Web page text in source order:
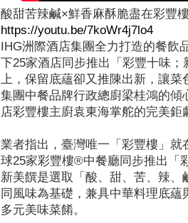
酸甜苦辣鹹×鮮香麻酥脆盡在彩豐
https://youtu.be/7koWr4j7lo4
IHG洲際酒店集團全力打造的餐飲
下25家酒店同步推出「彩豐十味
上，保留底蘊卻又推陳出新，讓
集團中餐品牌行政總廚梁桂鴻的
店彩豐樓主廚袁東海掌舵的完美鉅
業者指出，臺灣唯一「彩豐樓」
球25家彩豐樓®中餐廳同步推出「
新美饌是選取「酸、甜、苦、辣
同風味為基礎，兼具中華料理底
多元美味菜餚。